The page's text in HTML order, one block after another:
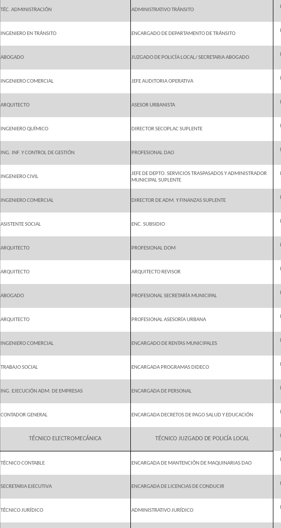
TÉC. ADMINISTRACIÓN ADMINISTRATIVO TRÁNSITO
INGENIERO EN TRÁNSITO ENCARGADO DE DEPARTAMENTO DE TRÁNSITO
ABOGADO JUZGADO DE POLICÍA LOCAL/ SECRETARIA ABOGADO
INGENIERO COMERCIAL JEFE AUDITORIA OPERATIVA
ARQUITECTO ASESOR URBANISTA
INGENIERO QUÍMICO DIRECTOR SECOPLAC SUPLENTE
ING. INF. Y CONTROL DE GESTIÓN PROFESIONAL DAO
INGENIERO CIVIL
JEFE DE DEPTO. SERVICIOS TRASPASADOS Y ADMINISTRADOR
MUNICIPAL SUPLENTE
INGENIERO COMERCIAL DIRECTOR DE ADM. Y FINANZAS SUPLENTE
ASISTENTE SOCIAL ENC. SUBSIDIO
ARQUITECTO PROFESIONAL DOM
ARQUITECTO ARQUITECTO REVISOR
ABOGADO PROFESIONAL SECRETARÍA MUNICIPAL
ARQUITECTO PROFESIONAL ASESORÍA URBANA
INGENIERO COMERCIAL ENCARGADO DE RENTAS MUNICIPALES
TRABAJO SOCIAL ENCARGADA PROGRAMAS DIDECO
ING. EJECUCIÓN ADM. DE EMPRESAS ENCARGADA DE PERSONAL
CONTADOR GENERAL ENCARGADA DECRETOS DE PAGO SALUD Y EDUCACIÓN
TÉCNICO ELECTROMECÁNICA TÉCNICO JUZGADO DE POLICÍA LOCAL
TÉCNICO CONTABLE ENCARGADA DE MANTENCIÓN DE MAQUINARIAS DAO
SECRETARIA EJECUTIVA ENCARGADA DE LICENCIAS DE CONDUCIR
TÉCNICO JURÍDICO ADMINISTRATIVO JURÍDICO